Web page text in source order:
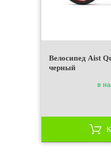
Велосипед Aist
черный
в